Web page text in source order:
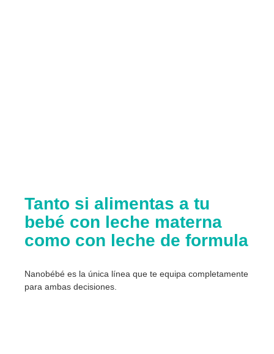
Tanto si alimentas a tu
bebé con leche materna
como con leche de formula
Nanobébé es la única línea que te equipa completamente
para ambas decisiones.